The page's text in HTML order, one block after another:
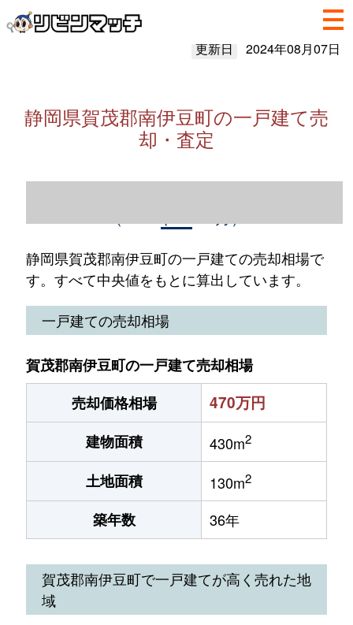
更新日 2024年08月07日
静岡県賀茂郡南伊豆町の一戸建て売
却・査定
静岡県賀茂郡南伊豆町の一戸建ての売却相場で
す。すべて中央値をもとに算出しています。
一戸建ての売却相場
賀茂郡南伊豆町の一戸建て売却相場
売却価格相場
470万円
建物面積 430m2
土地面積 130m2
築年数 36年
賀茂郡南伊豆町で一戸建てが高く売れた地
域